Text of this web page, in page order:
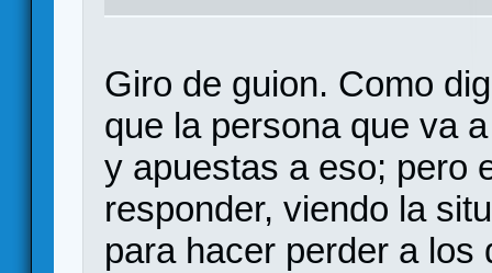
Giro de guion. Como
que la persona que va
y apuestas a eso; pero
responder, viendo la
para hacer perder a los